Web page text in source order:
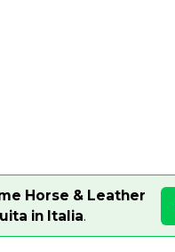
Horse & Leather
in Italia.